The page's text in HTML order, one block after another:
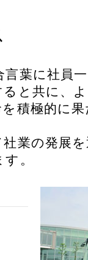
言葉に社員
と共に、
積極的に
業の発展
。